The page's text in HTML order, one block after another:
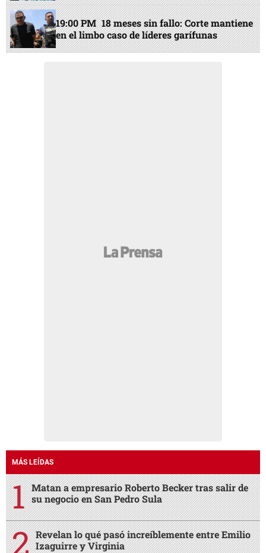
19:00 PM 18 meses sin fallo: Corte mantiene
en el limbo caso de líderes garífunas
MÁS LEÍDAS
Matan a empresario Roberto Becker tras salir de
su negocio en San Pedro Sula
Revelan lo qué pasó increíblemente entre Emilio
Izaguirre y Virginia